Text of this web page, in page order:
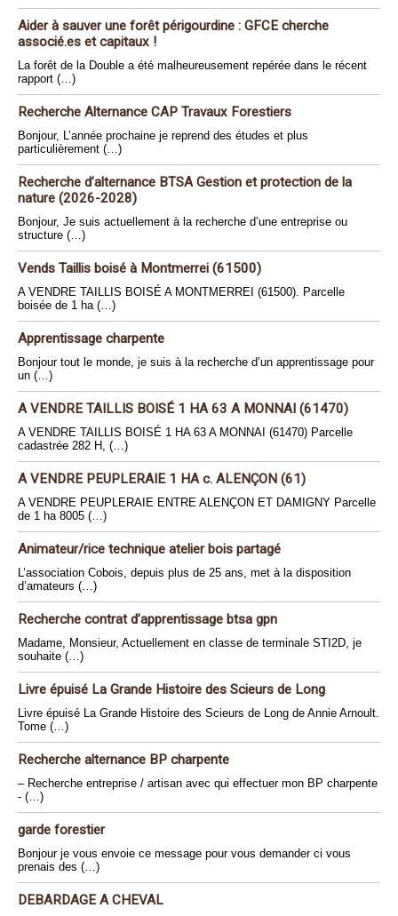
Aider à sauver une forêt périgourdine : GFCE cherche
associé.es et capitaux !
La forêt de la Double a été malheureusement repérée dans le récent
rapport (…)
Recherche Alternance CAP Travaux Forestiers
Bonjour, L’année prochaine je reprend des études et plus
particulièrement (…)
Recherche d’alternance BTSA Gestion et protection de la
nature (2026-2028)
Bonjour, Je suis actuellement à la recherche d’une entreprise ou
structure (…)
Vends Taillis boisé à Montmerrei (61500)
A VENDRE TAILLIS BOISÉ A MONTMERREI (61500). Parcelle
boisée de 1 ha (…)
Apprentissage charpente
Bonjour tout le monde, je suis à la recherche d’un apprentissage pour
un (…)
A VENDRE TAILLIS BOISÉ 1 HA 63 A MONNAI (61470)
A VENDRE TAILLIS BOISÉ 1 HA 63 A MONNAI (61470) Parcelle
cadastrée 282 H, (…)
A VENDRE PEUPLERAIE 1 HA c. ALENÇON (61)
A VENDRE PEUPLERAIE ENTRE ALENÇON ET DAMIGNY Parcelle
de 1 ha 8005 (…)
Animateur/rice technique atelier bois partagé
L’association Cobois, depuis plus de 25 ans, met à la disposition
d’amateurs (…)
Recherche contrat d’apprentissage btsa gpn
Madame, Monsieur, Actuellement en classe de terminale STI2D, je
souhaite (…)
Livre épuisé La Grande Histoire des Scieurs de Long
Livre épuisé La Grande Histoire des Scieurs de Long de Annie Arnoult.
Tome (…)
Recherche alternance BP charpente
– Recherche entreprise / artisan avec qui effectuer mon BP charpente
- (…)
garde forestier
Bonjour je vous envoie ce message pour vous demander ci vous
prenais des (…)
DEBARDAGE A CHEVAL